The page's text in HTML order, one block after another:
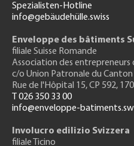
Spezialisten-Hotline
info@gebäudehülle.swiss
Enveloppe des bâtiments
filiale Suisse Romande
Association des entrepreneurs
c/o Union Patronale du
Rue de l'Hôpital 15, CP 592,
T 026 350 33 00
info@enveloppe-
Involucro edilizio Svizzera
filiale Ticino